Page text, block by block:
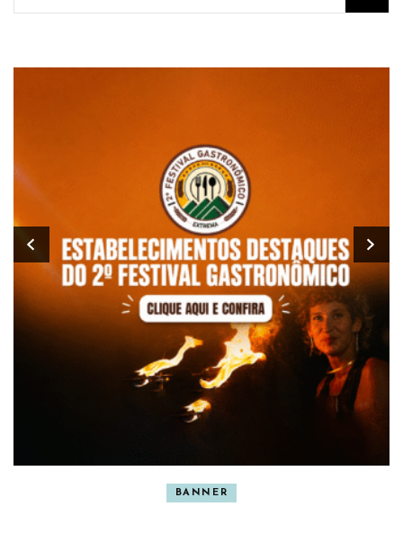
por:
BANNER